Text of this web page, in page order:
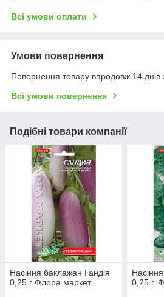
Всі умови оплати
Умови повернення
Повернення товару впродовж 14 днів
Всі умови повернення
Подібні товари компанії
Насіння баклажан Гандія
0,25 г Флора маркет
0,25 г.